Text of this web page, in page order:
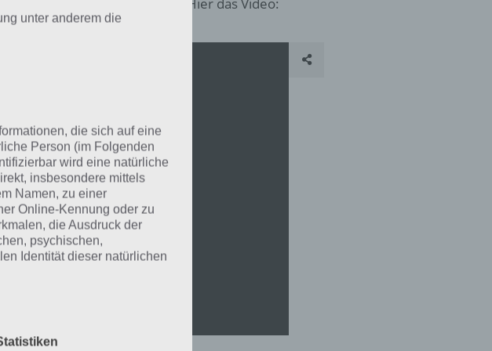
unter anderem die
die sich auf eine
Person (im Folgenden
wird eine natürliche
insbesondere mittels
Namen, zu einer
Online-Kennung oder zu
die Ausdruck der
psychischen,
Identität dieser natürlichen